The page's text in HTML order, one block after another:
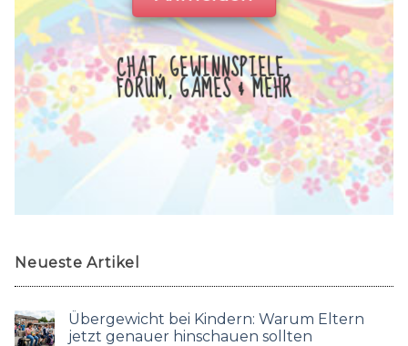
CHAT, GEWINNSPIELE,
FORUM, GAMES & MEHR
Neueste Artikel
Übergewicht bei Kindern: Warum Eltern
jetzt genauer hinschauen sollten